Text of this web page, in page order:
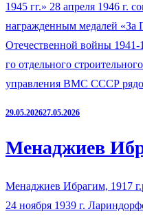
1945 гг.» 28 апреля 1946 г.
награжденным медалей «За
Отечественной войны 1941-
го отдельного
управления ВМС СССР
29.05.202627.05.2026
Менаджиев
Менаджиев Ибрагим, 1917
24 ноября 1939 г.